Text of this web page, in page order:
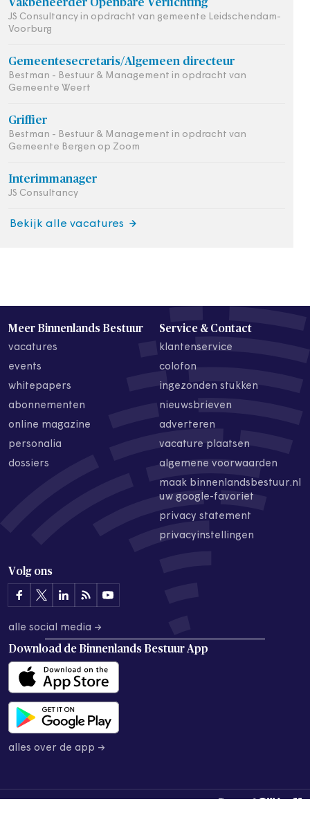
Vakbeheerder Openbare Verlichting
JS Consultancy in opdracht van gemeente Leidschendam-
Voorburg
Gemeentesecretaris/Algemeen directeur
Bestman - Bestuur & Management in opdracht van
Gemeente Weert
Griffier
Bestman - Bestuur & Management in opdracht van
Gemeente Bergen op Zoom
Interimmanager
JS Consultancy
Bekijk alle vacatures
Meer Binnenlands Bestuur
vacatures
events
whitepapers
abonnementen
online magazine
personalia
dossiers
Service & Contact
klantenservice
colofon
ingezonden stukken
nieuwsbrieven
adverteren
vacature plaatsen
algemene voorwaarden
maak binnenlandsbestuur.nl
uw google-favoriet
privacy statement
privacyinstellingen
Volg ons
alle social media →
Download de Binnenlands Bestuur App
alles over de app →